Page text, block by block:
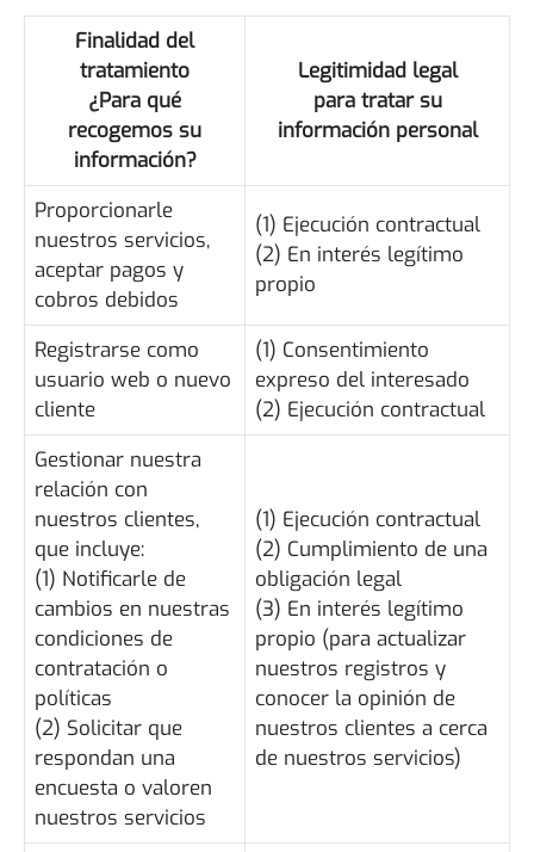
Finalidad del
tratamiento
¿Para qué
recogemos su
información?
Legitimidad legal
para tratar su
información personal
Proporcionarle
nuestros servicios,
aceptar pagos y
cobros debidos
(1) Ejecución contractual
(2) En interés legítimo
propio
Registrarse como
usuario web o nuevo
cliente
(1) Consentimiento
expreso del interesado
(2) Ejecución contractual
Gestionar nuestra
relación con
nuestros clientes,
que incluye:
(1) Notificarle de
cambios en nuestras
condiciones de
contratación o
políticas
(2) Solicitar que
respondan una
encuesta o valoren
nuestros servicios
(1) Ejecución contractual
(2) Cumplimiento de una
obligación legal
(3) En interés legítimo
propio (para actualizar
nuestros registros y
conocer la opinión de
nuestros clientes a cerca
de nuestros servicios)